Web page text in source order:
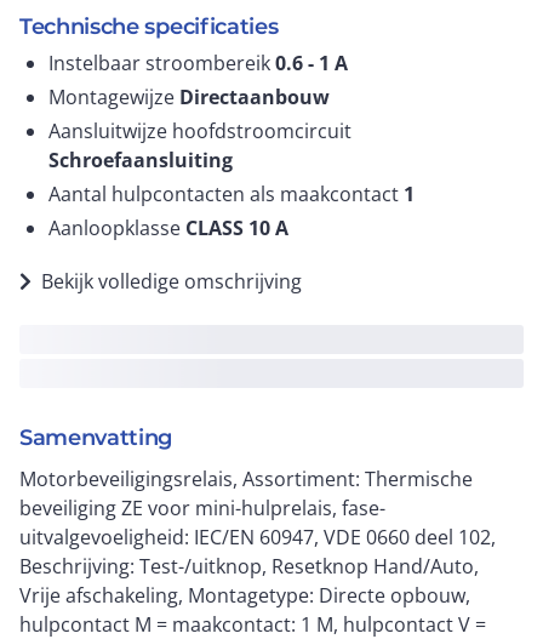
Technische specificaties
Instelbaar stroombereik0.6 - 1 A
Montagewijze Directaanbouw
Aansluitwijze hoofdstroomcircuit
Schroefaansluiting
Aantal hulpcontacten als maakcontact 1
Aanloopklasse CLASS 10 A
Bekijk volledige omschrijving
Samenvatting
Motorbeveiligingsrelais, Assortiment: Thermische
beveiliging ZE voor mini-hulprelais, fase-
uitvalgevoeligheid: IEC/EN 60947, VDE 0660 deel 102,
Beschrijving: Test-/uitknop, Resetknop Hand/Auto,
Vrije afschakeling, Montagetype: Directe opbouw,
hulpcontact M = maakcontact: 1 M, hulpcontact V =